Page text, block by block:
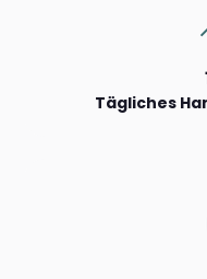
Tägliches